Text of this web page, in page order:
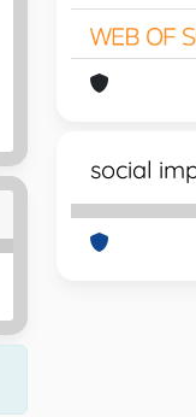
social